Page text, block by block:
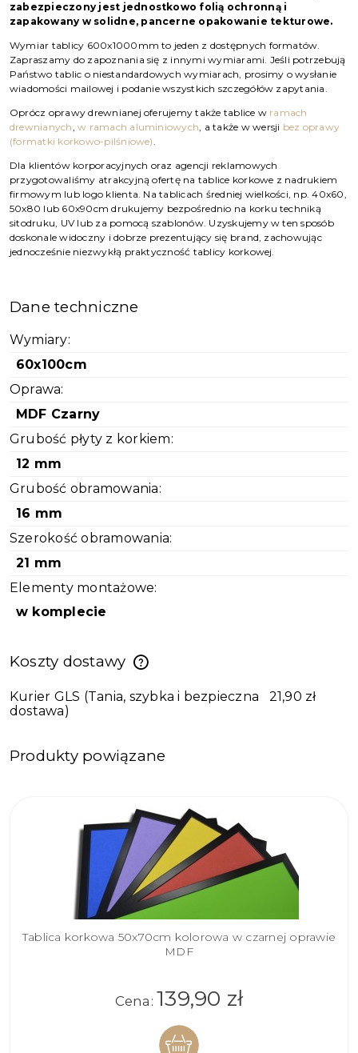
zabezpieczony jest jednostkowo folią ochronną i
zapakowany w solidne, pancerne opakowanie tekturowe.
Wymiar tablicy 600x1000mm to jeden z dostępnych formatów.
Zapraszamy do zapoznania się z innymi wymiarami. Jeśli potrzebują
Państwo tablic o niestandardowych wymiarach, prosimy o wysłanie
wiadomości mailowej i podanie wszystkich szczegółów zapytania.
Oprócz oprawy drewnianej oferujemy także tablice w ramach
drewnianych,w ramach aluminiowych, a także w wersji bez oprawy
(formatki korkowo-pilśniowe).
Dla klientów korporacyjnych oraz agencji reklamowych
przygotowaliśmy atrakcyjną ofertę na tablice korkowe z nadrukiem
firmowym lub logo klienta. Na tablicach średniej wielkości, np. 40x60,
50x80 lub 60x90cm drukujemy bezpośrednio na korku techniką
sitodruku, UV lub za pomocą szablonów. Uzyskujemy w ten sposób
doskonale widoczny i dobrze prezentujący się brand, zachowując
jednocześnie niezwykłą praktyczność tablicy korkowej.
Dane techniczne
Wymiary:
60x100cm
Oprawa:
MDF Czarny
Grubość płyty z korkiem:
12 mm
Grubość obramowania:
16 mm
Szerokość obramowania:
21 mm
Elementy montażowe:
w komplecie
Koszty dostawy
Kurier GLS (Tania, szybka i bezpieczna
dostawa)
21,90 zł
Produkty powiązane
Tablica korkowa 50x70cm kolorowa w czarnej oprawie
MDF
Cena: 139,90 zł